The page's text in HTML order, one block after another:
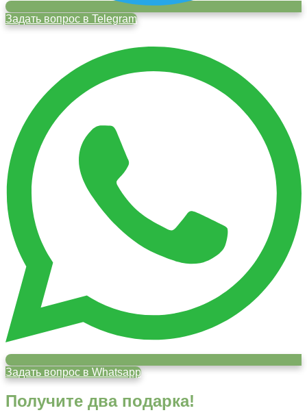
Задать вопрос в Telegram
Задать вопрос в Whatsapp
Получите два подарка!